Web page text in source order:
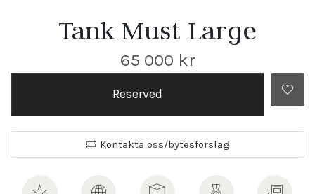
Tank Must Large
65 000 kr
Reserved
Kontakta oss/bytesförslag